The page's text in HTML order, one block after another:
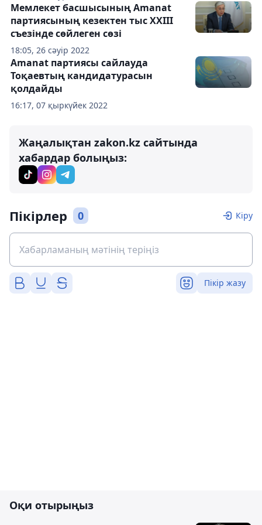
18:05, 26 сәуір 2022
Мемлекет басшысының Amanat
партиясының кезектен тыс XXIII
съезінде сөйлеген сөзі
16:17, 07 қыркүйек 2022
Amanat партиясы сайлауда
Тоқаевтың кандидатурасын
қолдайды
Жаңалықтан zakon.kz сайтында
хабардар болыңыз:
Пікірлер 0 Кіру
Пікір жазу
Оқи отырыңыз